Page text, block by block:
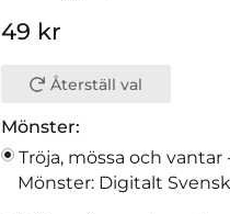
49 kr
Återställ val
Mönster:
Tröja, mössa och vantar
Mönster: Digitalt